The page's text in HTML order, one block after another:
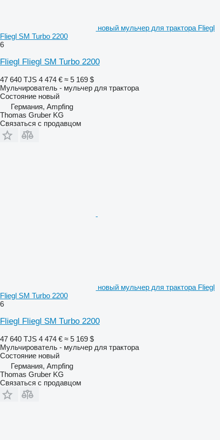
новый мульчер для трактора Fliegl
Fliegl SM Turbo 2200
6
Fliegl Fliegl SM Turbo 2200
47 640 TJS 4 474 € ≈ 5 169 $
Мульчирователь - мульчер для трактора
Состояние новый
Германия, Ampfing
Thomas Gruber KG
Связаться с продавцом
новый мульчер для трактора Fliegl
Fliegl SM Turbo 2200
6
Fliegl Fliegl SM Turbo 2200
47 640 TJS 4 474 € ≈ 5 169 $
Мульчирователь - мульчер для трактора
Состояние новый
Германия, Ampfing
Thomas Gruber KG
Связаться с продавцом